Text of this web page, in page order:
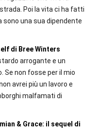
Poi la vita ci ha fatti
sono una sua dipendente
di Bree Winters
arrogante e un
Se non fosse per il mio
avrei più un lavoro e
malfamati di
& Grace: il sequel di